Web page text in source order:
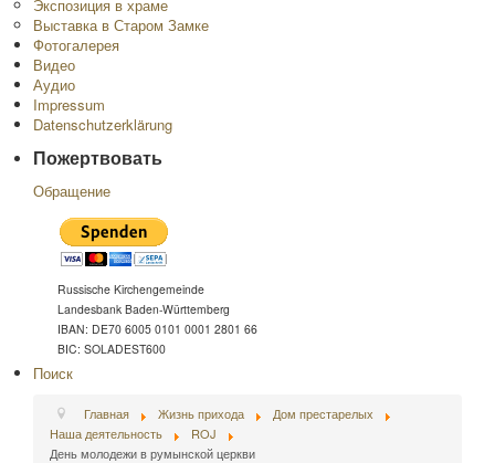
Экспозиция в храме
Выставка в Старом Замке
Фотогалерея
Видео
Аудио
Impressum
Datenschutzerklärung
Пожертвовать
Обращение
Russische Kirchengemeinde
Landesbank Baden-Württemberg
IBAN: DE70 6005 0101 0001 2801 66
BIC: SOLADEST600
Поиск
Главная Жизнь прихода
Дом престарелых
Наша деятельность
ROJ
День молодежи в румынской церкви